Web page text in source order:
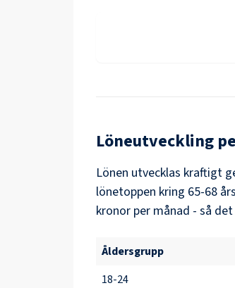
Löneutveckling
Lönen utvecklas kraftigt
lönetoppen kring 65-68
kronor per månad - så
Åldersgrupp
18-24